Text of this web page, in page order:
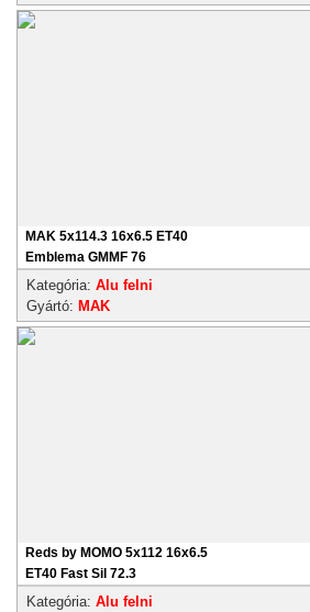
MAK 5x114.3 16x6.5 ET40
Emblema GMMF 76
Kategória: Alu felni
Gyártó: MAK
Reds by MOMO 5x112 16x6.5
ET40 Fast Sil 72.3
Kategória: Alu felni